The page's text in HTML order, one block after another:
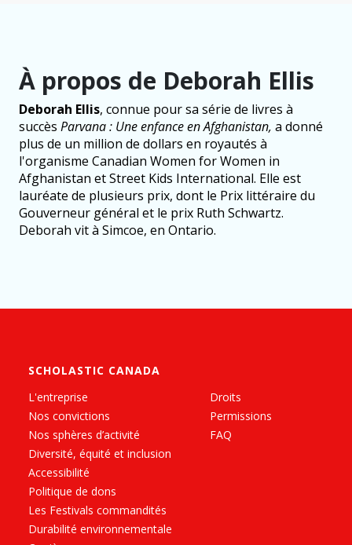
À propos de Deborah Ellis
Deborah Ellis, connue pour sa série de livres à
succès Parvana : Une enfance en Afghanistan, a donné
plus de un million de dollars en royautés à
l'organisme Canadian Women for Women in
Afghanistan et Street Kids International. Elle est
lauréate de plusieurs prix, dont le Prix littéraire du
Gouverneur général et le prix Ruth Schwartz.
Deborah vit à Simcoe, en Ontario.
SCHOLASTIC CANADA
L'entreprise
Nos convictions
Nos sphères d’activité
Diversité, équité et inclusion
Accessibilité
Politique de dons
Les Festivals commandités
Durabilité environnementale
Droits
Permissions
FAQ